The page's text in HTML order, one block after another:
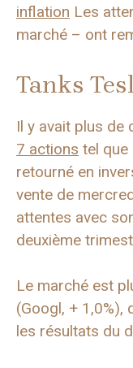
inflation Les
marché – ont
Tanks
Il y avait plus de
7 actions tel que
retourné en
vente de
attentes avec
deuxième
Le marché est
(Googl, + 1,0%),
les résultats du